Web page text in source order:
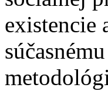
existencie